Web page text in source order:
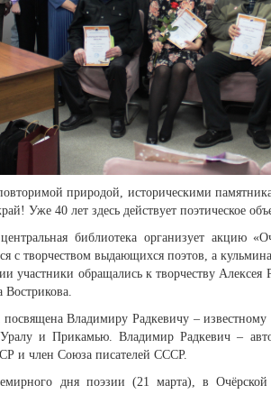
природой, историческими
Уже 40 лет здесь действует поэтическое
библиотека организует акцию
с творчеством выдающихся поэтов, а
участники обращались к творчеству
Владимиру Радкевичу –
и Прикамью. Владимир Радкевич –
и член Союза писателей СССР.
дня поэзии (21 марта), в